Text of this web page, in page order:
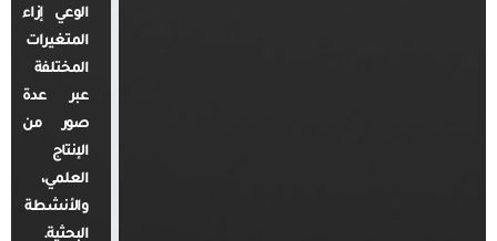
الوعي إزاء
المتغيرات
المختلفة
عبر عدة
صور من
الإنتاج
العلمي،
والأنشطة
البحثية.